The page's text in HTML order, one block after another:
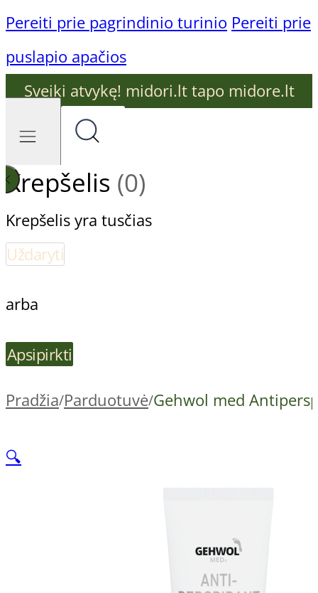
Pereiti prie pagrindinio turinio Pereiti prie
puslapio apačios
Sveiki atvykę! midori.lt tapo midore.lt
Krepšelis (0)
Krepšelis yra tusčias
Uždaryti
arba
Apsipirkti
Pradžia/Parduotuvė/Gehwol med
🔍